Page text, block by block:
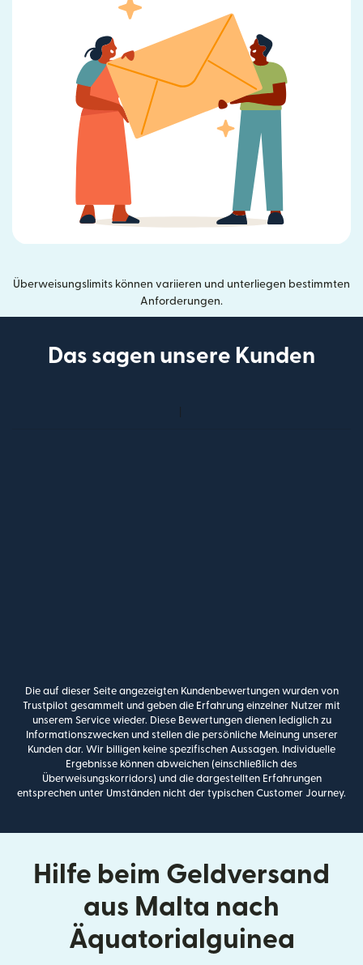
Überweisungslimits können variieren und unterliegen bestimmten
Anforderungen.
Das sagen unsere Kunden
Die auf dieser Seite angezeigten Kundenbewertungen wurden von
Trustpilot gesammelt und geben die Erfahrung einzelner Nutzer mit
unserem Service wieder. Diese Bewertungen dienen lediglich zu
Informationszwecken und stellen die persönliche Meinung unserer
Kunden dar. Wir billigen keine spezifischen Aussagen. Individuelle
Ergebnisse können abweichen (einschließlich des
Überweisungskorridors) und die dargestellten Erfahrungen
entsprechen unter Umständen nicht der typischen Customer Journey.
Hilfe beim Geldversand
aus Malta nach
Äquatorialguinea